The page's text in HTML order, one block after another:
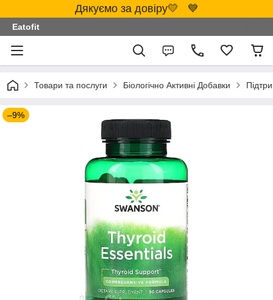
Дякуємо за довіру💛 💙
Eatofit
Товари та послуги Біологічно Активні Добавки
–9%